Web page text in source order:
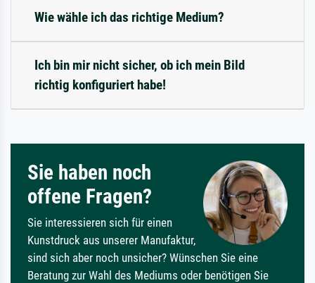
Wie wähle ich das richtige Medium?
Ich bin mir nicht sicher, ob ich mein Bild
richtig konfiguriert habe!
Sie haben noch
offene Fragen?
Sie interessieren sich für einen
Kunstdruck aus unserer Manufaktur,
sind sich aber noch unsicher? Wünschen Sie eine
Beratung zur Wahl des Mediums oder benötigen Sie